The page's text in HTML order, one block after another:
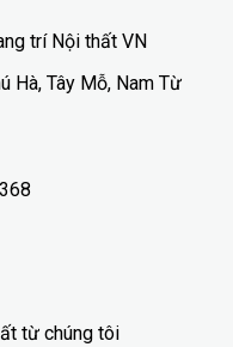
trí Nội thất VN
Hà, Tây Mỗ, Nam Từ
từ chúng tôi